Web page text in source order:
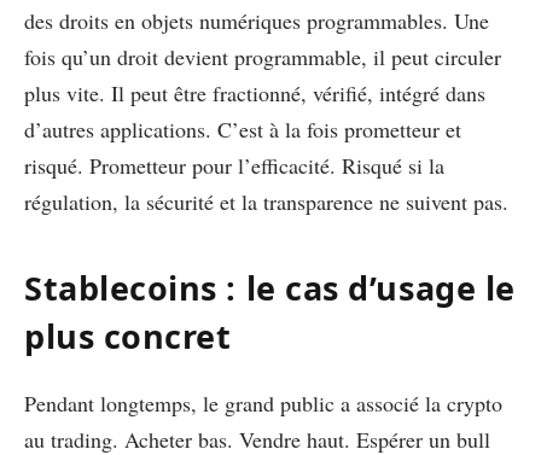
des droits en objets numériques programmables. Une
fois qu’un droit devient programmable, il peut circuler
plus vite. Il peut être fractionné, vérifié, intégré dans
d’autres applications. C’est à la fois prometteur et
risqué. Prometteur pour l’efficacité. Risqué si la
régulation, la sécurité et la transparence ne suivent pas.
Stablecoins : le cas d’usage le
plus concret
Pendant longtemps, le grand public a associé la crypto
au trading. Acheter bas. Vendre haut. Espérer un bull